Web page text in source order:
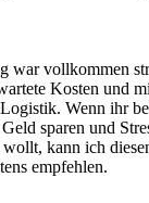
war vollkommen
Kosten und
Wenn ihr
sparen und
kann ich
empfehlen.